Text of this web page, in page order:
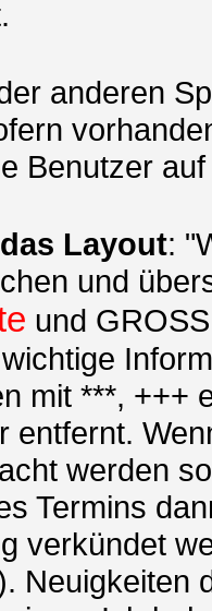
anderen
Benutzer
Layout:
und
und
mit ***, +++
entfernt.
werden
Termins
verkündet
Neuigkeiten